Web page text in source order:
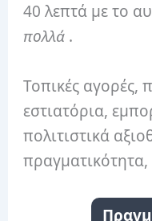
40 λεπτά με το
πολλά .
Τοπικές αγορές,
εστιατόρια,
πολιτιστικά